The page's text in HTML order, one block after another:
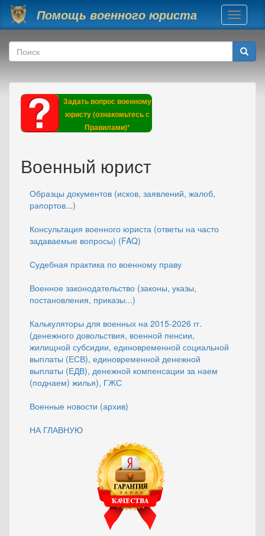
Перейти к основному содержанию
Помощь военного юриста
Toggle
Форма поиска
Поиск
Задать вопрос военному
юристу (ознакомьтесь с
Правилами)*
Военный юрист
Образцы документов (исков, заявлений, жалоб,
рапортов...)
Консультация военного юриста (ответы на часто
задаваемые вопросы) (FAQ)
Судебная практика по военному праву
Военное законодательство (законы, указы,
постановления, приказы...)
Калькуляторы для военных на 2015-2026 гг.
(денежного довольствия, военной пенсии,
жилищной субсидии, единовременной социальной
выплаты (ЕСВ), единовременной денежной
выплаты (ЕДВ), денежной компенсации за наем
(поднаем) жилья), ГЖС
Военные новости (архив)
НА ГЛАВНУЮ